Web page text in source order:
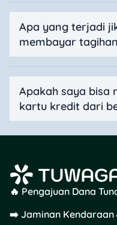
Apa yang terjadi
membayar
Apakah saya bisa
kartu kredit dari
🔥 Pengajuan Dana
➡️ Jaminan Kendaraan